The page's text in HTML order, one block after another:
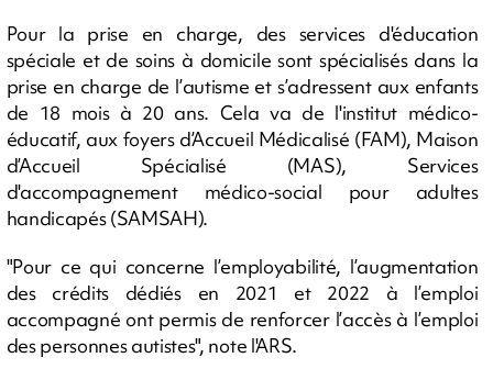
Pour la prise en charge, des services d'éducation
spéciale et de soins à domicile sont spécialisés dans la
prise en charge de l’autisme et s’adressent aux enfants
de 18 mois à 20 ans. Cela va de l'institut médico-
éducatif, aux foyers d’Accueil Médicalisé (FAM), Maison
d’Accueil Spécialisé (MAS), Services
d'accompagnement médico-social pour adultes
handicapés (SAMSAH).
"Pour ce qui concerne l’employabilité, l’augmentation
des crédits dédiés en 2021 et 2022 à l’emploi
accompagné ont permis de renforcer l’accès à l’emploi
des personnes autistes", note l'ARS.